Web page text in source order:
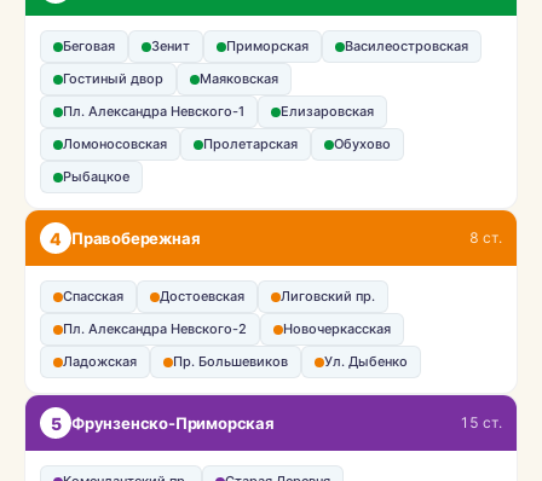
Беговая Зенит Приморская
Василеостровская
Гостиный двор
Маяковская
Пл. Александра Невского-1
Елизаровская
Ломоносовская
Пролетарская
Обухово
Рыбацкое
4 Правобережная 8 ст.
Спасская Достоевская
Лиговский пр.
Пл. Александра Невского-2
Новочеркасская
Ладожская
Пр. Большевиков Ул. Дыбенко
5 Фрунзенско-Приморская 15 ст.